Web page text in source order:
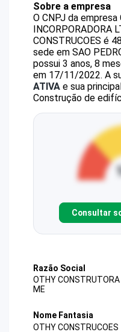
Sobre a empresa
O CNPJ da empresa
INCORPORADORA
CONSTRUCOES é
sede em SAO
possui 3 anos, 8
em 17/11/2022. A
ATIVA e sua
Construção de
Consultar
Razão Social
OTHY CONSTRUTORA
ME
Nome Fantasia
OTHY CONSTRUCOES